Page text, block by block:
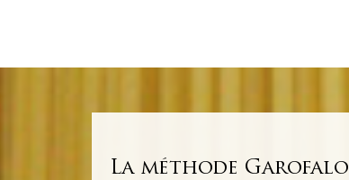
La méthode Garofalo